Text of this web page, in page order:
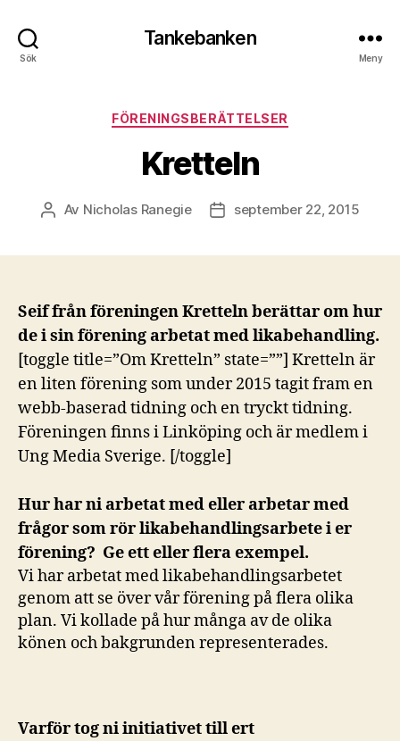
Sök
Tankebanken
Meny
Kategorier
FÖRENINGSBERÄTTELSER
Kretteln
Inläggsförfattare
Av Nicholas Ranegie Inläggsdatum
september 22, 2015
Seif från föreningen Kretteln berättar om hur
de i sin förening arbetat med likabehandling.
[toggle title=”Om Kretteln” state=””] Kretteln är
en liten förening som under 2015 tagit fram en
webb-baserad tidning och en tryckt tidning.
Föreningen finns i Linköping och är medlem i
Ung Media Sverige. [/toggle]
Hur har ni arbetat med eller arbetar med
frågor som rör likabehandlingsarbete i er
förening? Ge ett eller flera exempel.
Vi har arbetat med likabehandlingsarbetet
genom att se över vår förening på flera olika
plan. Vi kollade på hur många av de olika
könen och bakgrunden representerades.
Varför tog ni initiativet till ert